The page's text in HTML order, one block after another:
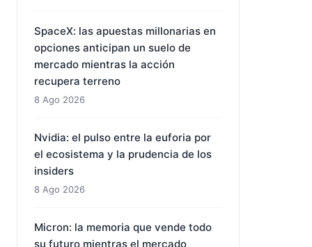
Micron: el pulso entre una demanda
blindada por contratos y un ciclo de
precios que se enfría
SpaceX: las apuestas millonarias en
opciones anticipan un suelo de
recupera terreno